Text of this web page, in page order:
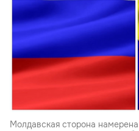
Молдавская сторона